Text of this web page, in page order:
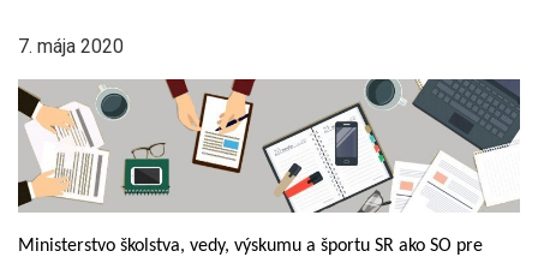
7. mája 2020
Ministerstvo školstva, vedy, výskumu a športu SR ako SO pre